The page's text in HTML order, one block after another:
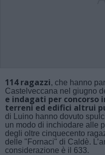
114 ragazzi, che hanno
Castelveccana nel giugno
e indagati per concorso
terreni ed edifici altrui
di Luino hanno dovuto
un modo di inchiodare alle
degli oltre cinquecento
delle "Fornaci" di Caldè.
considerazione è il 633.